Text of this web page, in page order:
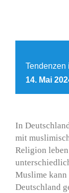
Tendenzen
14. Mai
In
mit
Religion
Muslime kann
Deutschland